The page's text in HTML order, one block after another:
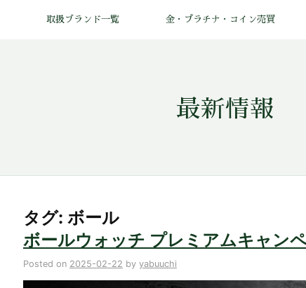
取扱ブランド一覧 金・プラチナ・コイン売買
最新情報
タグ: ボール
ボールウォッチ プレミアムキャン
Posted on 2025-02-22 by yabuuchi